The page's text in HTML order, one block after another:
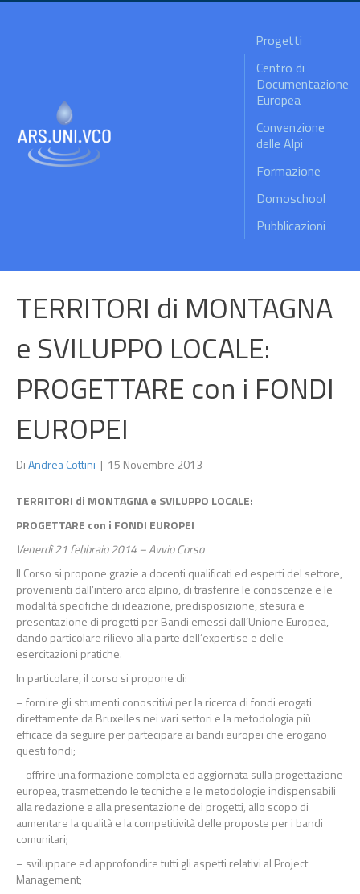
Progetti
Centro di
Documentazione
Europea
Convenzione
delle Alpi
Formazione
Domoschool
Pubblicazioni
TERRITORI di MONTAGNA
e SVILUPPO LOCALE:
PROGETTARE con i FONDI
EUROPEI
DiAndrea Cottini | 15 Novembre 2013
TERRITORI di MONTAGNA e SVILUPPO LOCALE:
PROGETTARE con i FONDI EUROPEI
Venerdì 21 febbraio 2014 – Avvio Corso
Il Corso si propone grazie a docenti qualificati ed esperti del settore,
provenienti dall’intero arco alpino, di trasferire le conoscenze e le
modalità specifiche di ideazione, predisposizione, stesura e
presentazione di progetti per Bandi emessi dall’Unione Europea,
dando particolare rilievo alla parte dell’expertise e delle
esercitazioni pratiche.
In particolare, il corso si propone di:
– fornire gli strumenti conoscitivi per la ricerca di fondi erogati
direttamente da Bruxelles nei vari settori e la metodologia più
efficace da seguire per partecipare ai bandi europei che erogano
questi fondi;
– offrire una formazione completa ed aggiornata sulla progettazione
europea, trasmettendo le tecniche e le metodologie indispensabili
alla redazione e alla presentazione dei progetti, allo scopo di
aumentare la qualità e la competitività delle proposte per i bandi
comunitari;
– sviluppare ed approfondire tutti gli aspetti relativi al Project
Management;